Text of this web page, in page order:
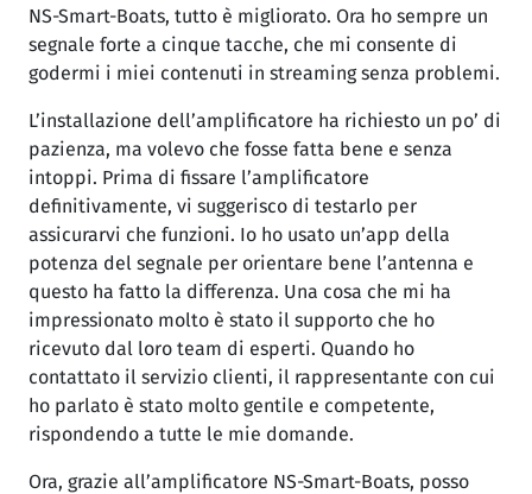
NS-Smart-Boats, tutto è migliorato. Ora ho sempre un
segnale forte a cinque tacche, che mi consente di
godermi i miei contenuti in streaming senza problemi.
L’installazione dell’amplificatore ha richiesto un po’ di
pazienza, ma volevo che fosse fatta bene e senza
intoppi. Prima di fissare l’amplificatore
definitivamente, vi suggerisco di testarlo per
assicurarvi che funzioni. Io ho usato un’app della
potenza del segnale per orientare bene l’antenna e
questo ha fatto la differenza. Una cosa che mi ha
impressionato molto è stato il supporto che ho
ricevuto dal loro team di esperti. Quando ho
contattato il servizio clienti, il rappresentante con cui
ho parlato è stato molto gentile e competente,
rispondendo a tutte le mie domande.
Ora, grazie all’amplificatore NS-Smart-Boats, posso